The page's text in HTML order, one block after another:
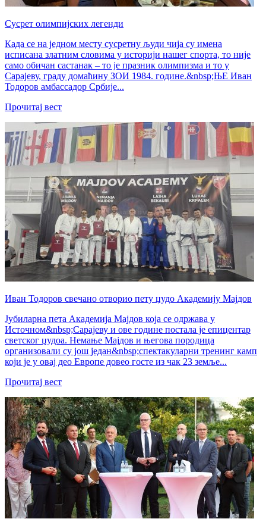
Сусрет олимпијских легенди
Када се на једном месту сусретну људи чија су имена
исписана златним словима у историји нашег спорта, то није
само обичан састанак – то је празник олимпизма и то у
Сарајеву, граду домаћину ЗОИ 1984. године.&nbsp;ЊЕ Иван
Тодоров амбассадор Србије...
Прочитај вест
Иван Тодоров свечано отворио пету џудо Академију Мајдов
Јубиларна пета Академија Мајдов која се одржава у
Источном&nbsp;Сарајеву и ове године постала је епицентар
светског џудоа. Немање Мајдов и његова породица
организовали су још један&nbsp;спектакуларни тренинг камп
који је у овај део Европе довео госте из чак 23 земље...
Прочитај вест